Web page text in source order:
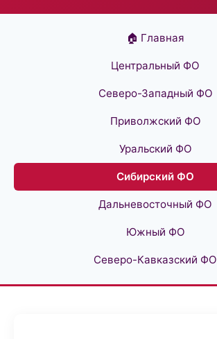
🏠 Главная
Центральный ФО
Северо-Западный ФО
Приволжский ФО
Уральский ФО
Сибирский ФО
Дальневосточный ФО
Южный ФО
Северо-Кавказский ФО